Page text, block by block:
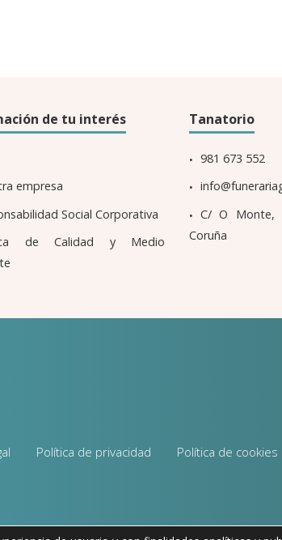
de tu interés
empresa
Social Corporativa
de Calidad y Medio
Tanatorio
981 673 552
C/ O Monte,
Coruña
Política de privacidad Política de cookies